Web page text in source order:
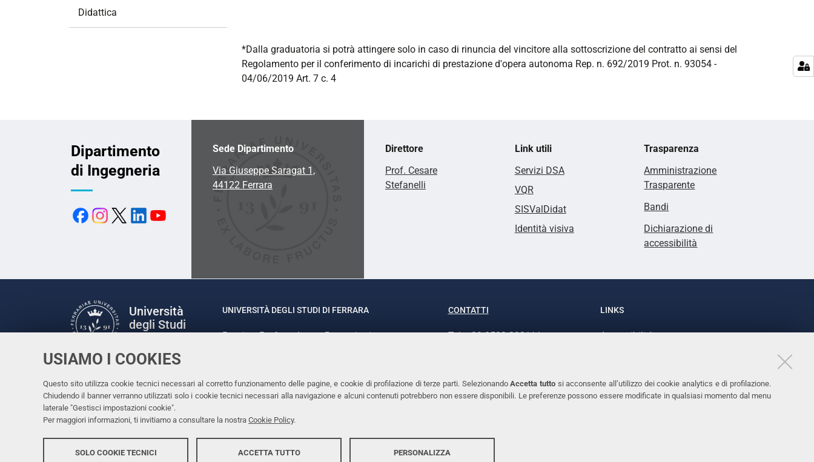
USIAMO I COOKIES
Questo sito utilizza cookie tecnici necessari al corretto funzionamento delle pagine, e cookie di profilazione di terze parti. SelezionandoAccetta tutto si acconsente all’utilizzo dei cookie analytics e di profilazione.
Chiudendo il banner verranno utilizzati solo i cookie tecnici necessari alla navigazione e alcuni contenuti potrebbero non essere disponibili. Le preferenze possono essere modificate in qualsiasi momento dal menu
laterale "Gestisci impostazioni cookie".
Per maggiori informazioni, ti invitiamo a consultare la nostra Cookie Policy.
SOLO COOKIE TECNICI ACCETTA TUTTO PERSONALIZZA
*Dalla graduatoria si potrà attingere solo in caso di rinuncia del vincitore alla sottoscrizione del contratto ai sensi del
Regolamento per il conferimento di incarichi di prestazione d'opera autonoma Rep. n. 692/2019 Prot. n. 93054 -
04/06/2019 Art. 7 c. 4
Didattica
Dipartimento
di Ingegneria
Sede Dipartimento
Via Giuseppe Saragat 1,
44122 Ferrara
Direttore
Prof. Cesare
Stefanelli
Link utili
Servizi DSA
VQR
SISValDidat
Identità visiva
Trasparenza
Amministrazione
Trasparente
Bandi
Dichiarazione di
accessibilità
Università
degli Studi
Facebook
LinkedinInstagram
Youtube
UNIVERSITÀ DEGLI STUDI DI FERRARA
Rettrice: Prof.ssa Laura Ramaciotti
CONTATTI
Tel. +39 0532 293111
LINKS
Accessibilità
Cookies